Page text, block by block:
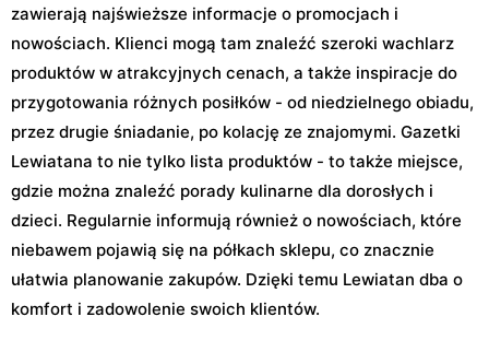
zawierają najświeższe informacje o promocjach i
nowościach. Klienci mogą tam znaleźć szeroki wachlarz
produktów w atrakcyjnych cenach, a także inspiracje do
przygotowania różnych posiłków - od niedzielnego obiadu,
przez drugie śniadanie, po kolację ze znajomymi. Gazetki
Lewiatana to nie tylko lista produktów - to także miejsce,
gdzie można znaleźć porady kulinarne dla dorosłych i
dzieci. Regularnie informują również o nowościach, które
niebawem pojawią się na półkach sklepu, co znacznie
ułatwia planowanie zakupów. Dzięki temu Lewiatan dba o
komfort i zadowolenie swoich klientów.